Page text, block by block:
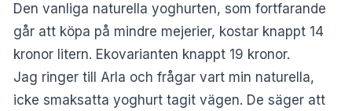
Den vanliga naturella yoghurten, som fortfarande
går att köpa på mindre mejerier, kostar knappt 14
kronor litern. Ekovarianten knappt 19 kronor.
Jag ringer till Arla och frågar vart min naturella,
icke smaksatta yoghurt tagit vägen. De säger att